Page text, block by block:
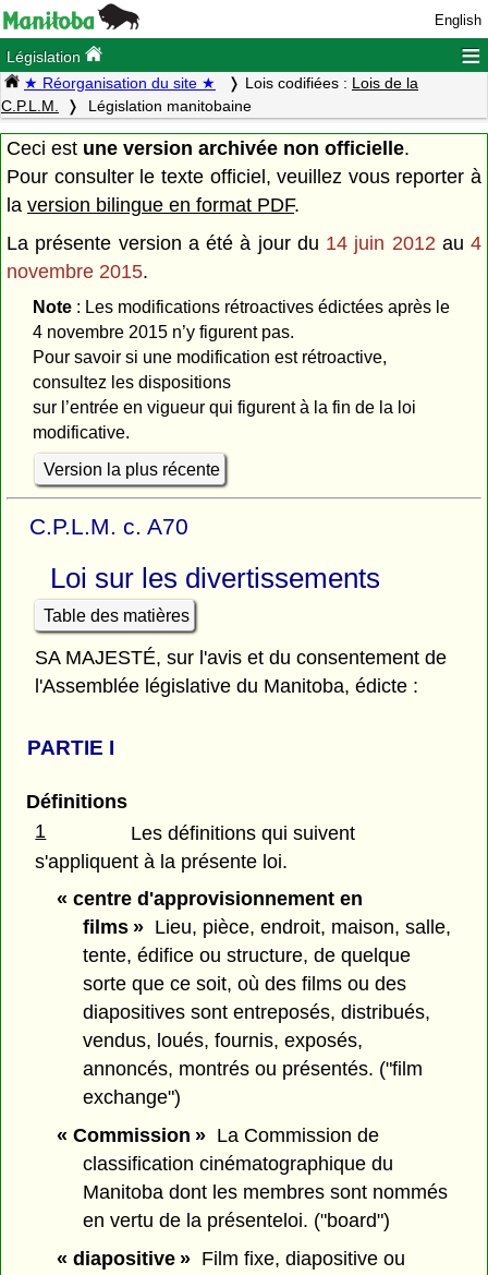
English
Législation ≡
★ Réorganisation du site ★ Lois codifiées : Lois de la
C.P.L.M.
Législation manitobaine
Ceci est une version archivée non officielle.
Pour consulter le texte officiel, veuillez vous reporter à
la version bilingue en format PDF.
La présente version a été à jour du 14 juin 2012 au 4
novembre 2015.
Note: Les modifications rétroactives édictées après le
4 novembre 2015 n’y figurent pas.
Pour savoir si une modification est rétroactive,
consultez les dispositions
sur l’entrée en vigueur qui figurent à la fin de la loi
modificative.
Version la plus récente
C.P.L.M. c. A70
Loi sur les divertissements
Table des matières
SA MAJESTÉ, sur l'avis et du consentement de
l'Assemblée législative du Manitoba, édicte :
PARTIE I
Définitions
1
Les définitions qui suivent
s'appliquent à la présente loi.
« centre d'approvisionnement en
films » Lieu, pièce, endroit, maison, salle,
tente, édifice ou structure, de quelque
sorte que ce soit, où des films ou des
diapositives sont entreposés, distribués,
vendus, loués, fournis, exposés,
annoncés, montrés ou présentés. ("film
exchange")
« Commission »La Commission de
classification cinématographique du
Manitoba dont les membres sont nommés
en vertu de la présenteloi. ("board")
« diapositive »Film fixe, diapositive ou